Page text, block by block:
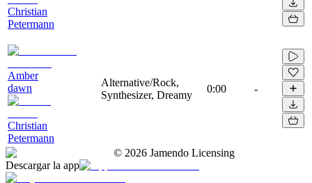
Christian
Petermann
Amber
dawn
Christian
Petermann
Alternative/Rock,
Synthesizer, Dreamy
0:00 -
© 2026 Jamendo Licensing
Descargar la app